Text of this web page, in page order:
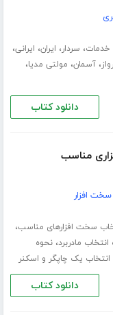
خدمات، سردار، ایران، ایرانی،
،آسمان، مولتی مدیا،
دانلود کتاب
مناسب
افزار
سخت افزارهای مناسب،
انتخاب مادربرد،نحوه
انتخاب یک چاپگر و اسکنر
دانلود کتاب